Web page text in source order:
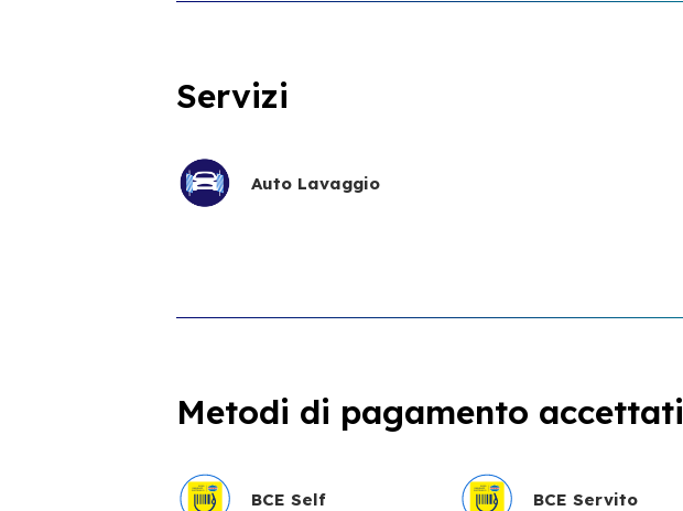
Servizi
Auto Lavaggio
Metodi di pagamento accettati
BCE Self BCE Servito